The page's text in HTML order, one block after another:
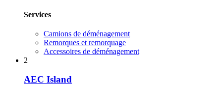
Services
Camions de déménagement
Remorques et remorquage
Accessoires de déménagement
2
AEC Island